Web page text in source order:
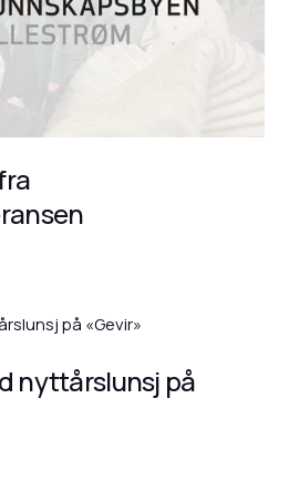
nyttårslunsj på